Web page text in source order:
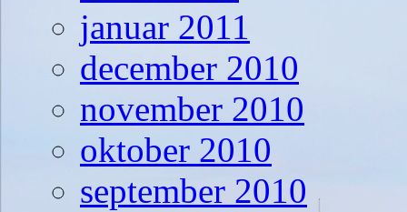
januar 2011
december 2010
november 2010
oktober 2010
september 2010